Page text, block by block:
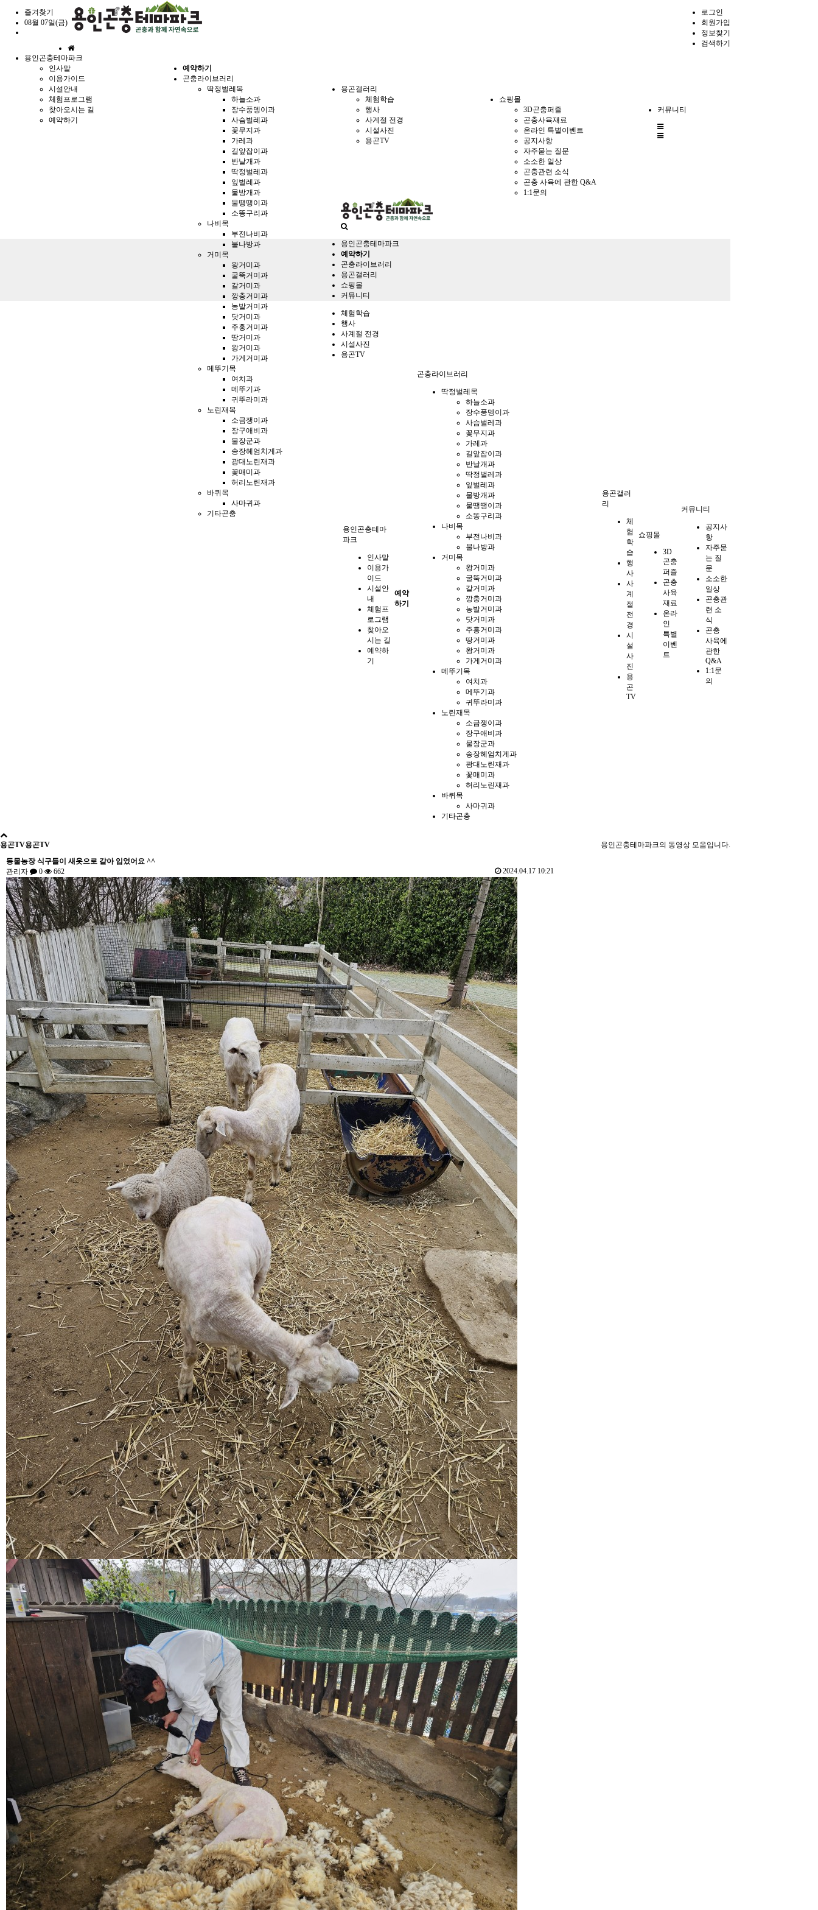
즐겨찾기
08월 07일(금)
로그인
회원가입
정보찾기
검색하기
홈
으
용인곤충테마파크
인사말
이용가이드
시설안내
체험프로그램
찾아오시는 길
예약하기
예약하기
곤충라이브러리
딱정벌레목
하늘소과
장수풍뎅이과
사슴벌레과
꽃무지과
가레과
길앞잡이과
반날개과
딱정벌레과
잎벌레과
물방개과
물땡땡이과
소똥구리과
나비목
부전나비과
불나방과
거미목
왕거미과
굴뚝거미과
갈거미과
깡충거미과
농발거미과
닷거미과
주홍거미과
땅거미과
왕거미과
가게거미과
메뚜기목
여치과
메뚜기과
귀뚜라미과
노린재목
소금쟁이과
장구애비과
물장군과
송장헤엄치게과
광대노린재과
꽃매미과
허리노린재과
바퀴목
사마귀과
기타곤충
용곤갤러리
체험학습
행사
사계절 전경
시설사진
용곤TV
쇼핑몰
3D곤충퍼즐
곤충사육재료
온라인 특별이벤트
커뮤니티
공지사항
자주묻는 질문
소소한 일상
곤충관련 소식
곤충 사육에 관한 Q&A
1:1문의
전
체
용인곤충테마파크
예약하기
곤충라이브러리
용곤갤러리
쇼핑몰
커뮤니티
체험학습
행사
사계절 전경
시설사진
용곤TV
용인곤충테마
파크
인사말
이용가
이드
시설안
내
체험프
로그램
찾아오
시는 길
예약하
기
예약
하기
곤충라이브러리
딱정벌레목
하늘소과
장수풍뎅이과
사슴벌레과
꽃무지과
가레과
길앞잡이과
반날개과
딱정벌레과
잎벌레과
물방개과
물땡땡이과
소똥구리과
나비목
부전나비과
불나방과
거미목
왕거미과
굴뚝거미과
갈거미과
깡충거미과
농발거미과
닷거미과
주홍거미과
땅거미과
왕거미과
가게거미과
메뚜기목
여치과
메뚜기과
귀뚜라미과
노린재목
소금쟁이과
장구애비과
물장군과
송장헤엄치게과
광대노린재과
꽃매미과
허리노린재과
바퀴목
사마귀과
기타곤충
용곤갤러
리
체
험
학
습
행
사
사
계
절
전
경
시
설
사
진
용
곤
TV
쇼핑몰
3D
곤충
퍼즐
곤충
사육
재료
온라
인
특별
이벤
트
커뮤니티
공지사
항
자주묻
는 질
문
소소한
일상
곤충관
련 소
식
곤충
사육에
관한
Q&A
1:1문
의
용곤TV 용인곤충테마파크의 동영상 모음입니다.
용곤TV
동물농장 식구들이 새옷으로 갈아 입었어요 ^^
관리자
0 662 2024.04.17 10:21